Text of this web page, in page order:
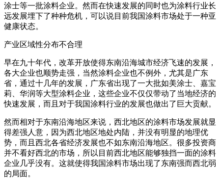
涂士等一批涂料企业。然而在快速发展的同时也为涂料行业长
远发展埋下了种种危机，可以说目前我国涂料市场处于一种亚
健康状态。
产业区域性分布不合理
早在九十年代，改革开放使得东南沿海城市经济飞速的发展，
各大企业也顺势走强，当然涂料企业也不例外，尤其是广东
省，通过十几年的发展，广东省出现了一大批如美涂士、嘉宝
莉、华润等大型涂料企业，这些企业不仅仅带动了当地经济的
快速发展，而且对于我国涂料行业的发展也做出了巨大贡献。
然而相对于东南沿海地区来说，西北地区的涂料市场发展就显
得差强人意，因为西北地区地处内陆，并没有明显的地理优
势，而且西北各省经济发展也不如东南沿海地区。很多投资商
并不看好西北的市场，所以目前西北地区能够独挡一面的涂料
企业几乎没有。这就使得我国涂料市场出现了东南强而西北弱
的局面。